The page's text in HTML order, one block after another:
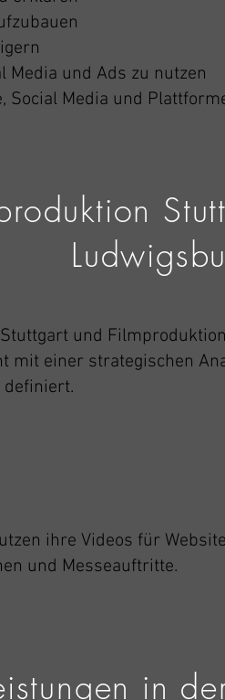
Media und Ads zu nutzen
Social Media und
und
mit einer strategischen
ihre Videos für
und Messeauftritte.
in